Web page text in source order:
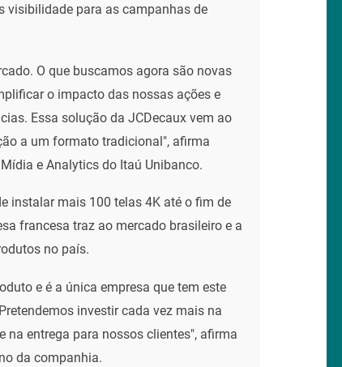
visibilidade para as campanhas de
O que buscamos agora são novas
o impacto das nossas ações e
Essa solução da JCDecaux vem ao
a um formato tradicional", afirma
e Analytics do Itaú Unibanco.
instalar mais 100 telas 4K até o fim de
francesa traz ao mercado brasileiro e a
no país.
e é a única empresa que tem este
investir cada vez mais na
na entrega para nossos clientes", afirma
da companhia.